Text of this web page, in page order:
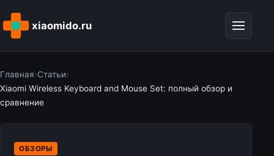
xiaomido.ru
Главная›Статьи›
Xiaomi Wireless Keyboard and Mouse Set: полный обзор и
сравнение
ОБЗОРЫ